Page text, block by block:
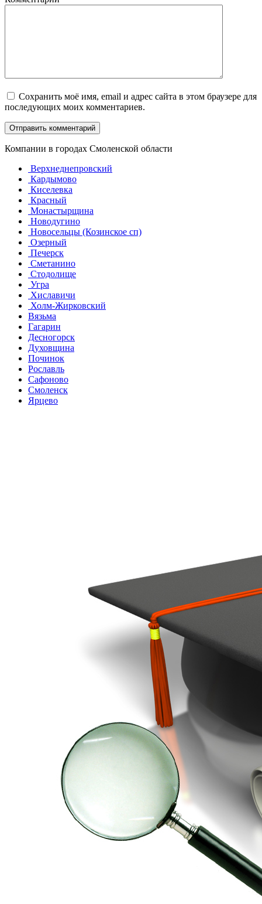
Сохранить моё имя, email и адрес сайта в этом браузере для
последующих моих комментариев.
Компании в городах Смоленской области
Верхнеднепровский
Кардымово
Киселевка
Красный
Монастырщина
Новодугино
Новосельцы (Козинское сп)
Озерный
Печерск
Сметанино
Стодолище
Угра
Хиславичи
Холм-Жирковский
Вязьма
Гагарин
Десногорск
Духовщина
Починок
Рославль
Сафоново
Смоленск
Ярцево